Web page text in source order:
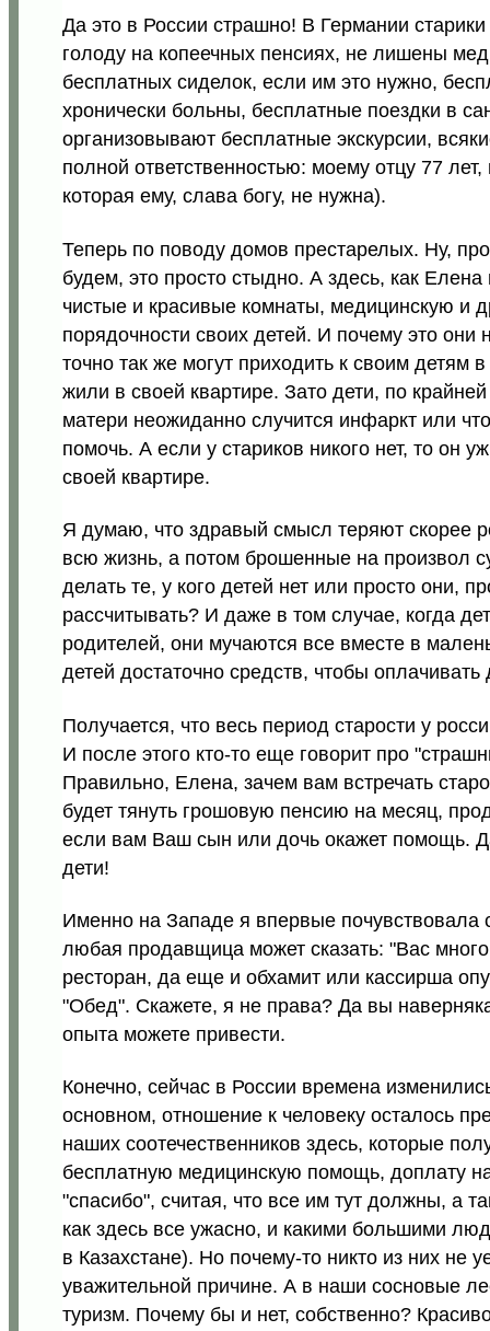
Да это в России страшно! В Германии
голоду на копеечных пенсиях, не лишены
бесплатных сиделок, если им это нужно,
хронически больны, бесплатные поездки в
организовывают бесплатные экскурсии,
полной ответственностью: моему отцу 77
которая ему, слава богу, не нужна).
Теперь по поводу домов престарелых. Ну,
будем, это просто стыдно. А здесь, как
чистые и красивые комнаты, медицинскую и
порядочности своих детей. И почему это
точно так же могут приходить к своим детям
жили в своей квартире. Зато дети, по
матери неожиданно случится инфаркт или
помочь. А если у стариков никого нет, то он
своей квартире.
Я думаю, что здравый смысл теряют скорее
всю жизнь, а потом брошенные на произвол
делать те, у кого детей нет или просто они,
рассчитывать? И даже в том случае, когда
родителей, они мучаются все вместе в
детей достаточно средств, чтобы
Получается, что весь период старости у
И после этого кто-то еще говорит про
Правильно, Елена, зачем вам встречать
будет тянуть грошовую пенсию на месяц,
если вам Ваш сын или дочь окажет помощь.
дети!
Именно на Западе я впервые почувствовала
любая продавщица может сказать: "Вас
ресторан, да еще и обхамит или кассирша
"Обед". Скажете, я не права? Да вы
опыта можете привести.
Конечно, сейчас в России времена
основном, отношение к человеку осталось
наших соотечественников здесь, которые
бесплатную медицинскую помощь, доплату
"спасибо", считая, что все им тут должны, а
как здесь все ужасно, и какими большими
в Казахстане). Но почему-то никто из них не
уважительной причине. А в наши сосновые
туризм. Почему бы и нет, собственно?